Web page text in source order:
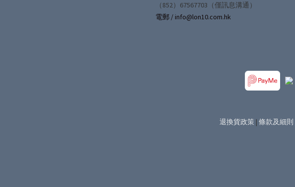
（852）67567703（僅訊息溝通）
電郵 / info@lon10.com.hk
退換貨政策 | 條款及細則